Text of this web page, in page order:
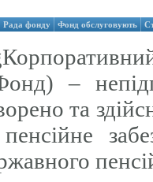
Рада фонду Фонд обслуговують
–
та